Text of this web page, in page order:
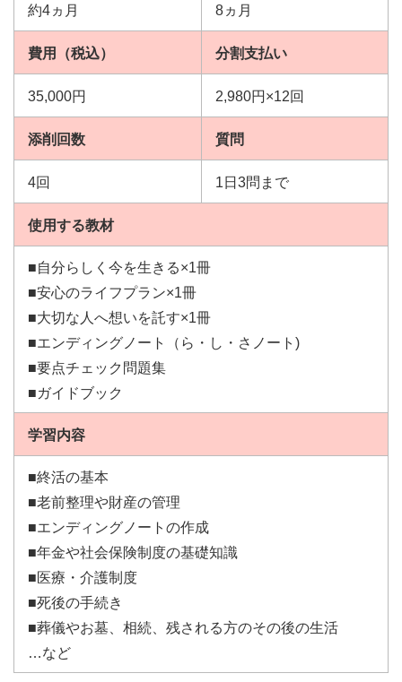
約4ヵ月 8ヵ月
費用（税込） 分割支払い
35,000円 2,980円×12回
添削回数 質問
4回 1日3問まで
使用する教材
■自分らしく今を生きる×1冊
■安心のライフプラン×1冊
■大切な人へ想いを託す×1冊
■エンディングノート（ら・し・さノート)
■要点チェック問題集
■ガイドブック
学習内容
■終活の基本
■老前整理や財産の管理
■エンディングノートの作成
■年金や社会保険制度の基礎知識
■医療・介護制度
■死後の手続き
■葬儀やお墓、相続、残される方のその後の生活
…など